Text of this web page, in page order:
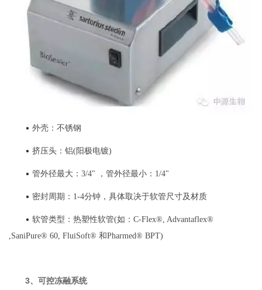
• 外壳：不锈钢
• 挤压头：铝(阳极电镀)
• 管外径最大：3/4" ，管外径最小：1/4"
• 密封周期：1-4分钟，具体取决于软管尺寸及材质
• 软管类型：热塑性软管(如：C-Flex®, Advantaflex®
,SaniPure® 60, FluiSoft® 和Pharmed® BPT)
3、可控冻融系统